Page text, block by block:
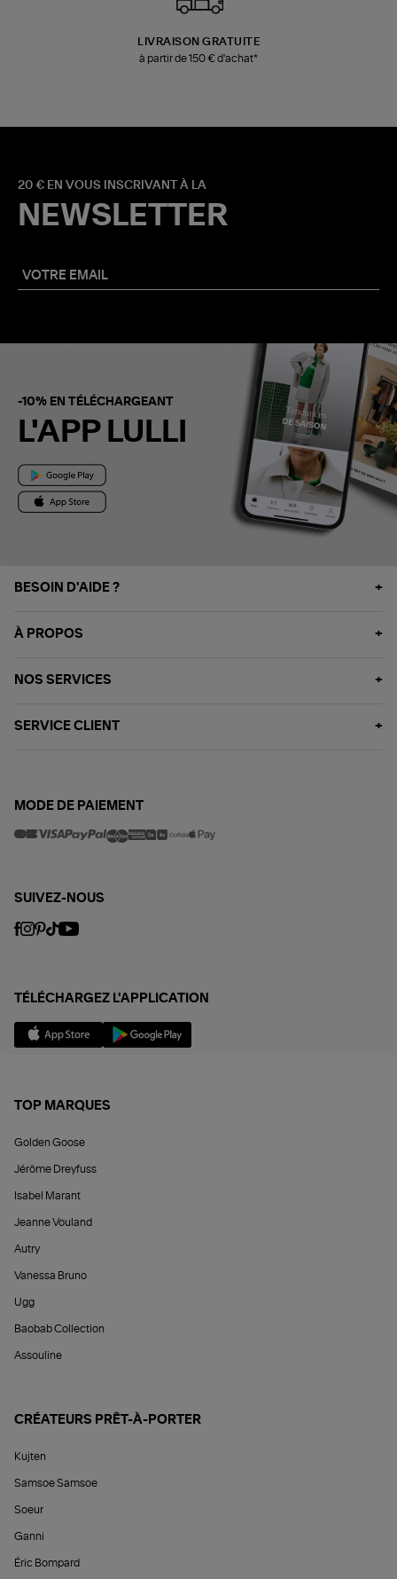
LIVRAISON GRATUITE
à partir de 150 € d'achat*
20 € EN VOUS INSCRIVANT À LA
NEWSLETTER
-10% EN TÉLÉCHARGEANT
L'APP LULLI
BESOIN D'AIDE ?
À PROPOS
NOS SERVICES
SERVICE CLIENT
MODE DE PAIEMENT
SUIVEZ-NOUS
TÉLÉCHARGEZ L'APPLICATION
TOP MARQUES
Golden Goose
Jérôme Dreyfuss
Isabel Marant
Jeanne Vouland
Autry
Vanessa Bruno
Ugg
Baobab Collection
Assouline
CRÉATEURS PRÊT-À-PORTER
Kujten
Samsoe Samsoe
Soeur
Ganni
Éric Bompard